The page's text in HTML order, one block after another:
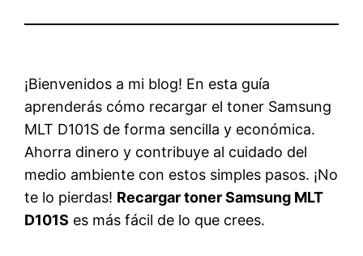
¡Bienvenidos a mi blog! En esta guía
aprenderás cómo recargar el toner Samsung
MLT D101S de forma sencilla y económica.
Ahorra dinero y contribuye al cuidado del
medio ambiente con estos simples pasos. ¡No
te lo pierdas! Recargar toner Samsung MLT
D101S es más fácil de lo que crees.